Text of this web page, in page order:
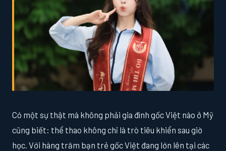
Có một sự thật mà không phải gia đình gốc Việt nào ở Mỹ
cũng biết: thể thao không chỉ là trò tiêu khiển sau giờ
học. Với hàng trăm bạn trẻ gốc Việt đang lớn lên tại các